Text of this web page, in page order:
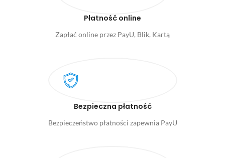
Płatność online
Zapłać online przez PayU, Blik, Kartą
Bezpieczna płatność
Bezpieczeństwo płatności zapewnia PayU